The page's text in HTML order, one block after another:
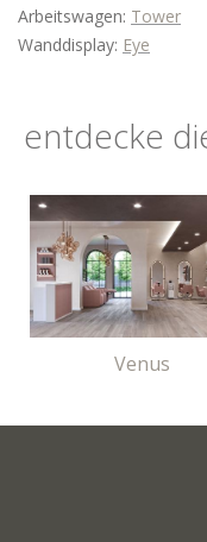
KONTAKTE
Arbeitswagen: Tower
Wanddisplay: Eye
entdecke
Venus